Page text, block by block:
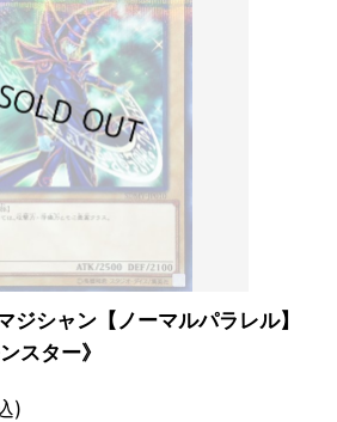
ジシャン【ノーマルパラレル】
スター》
)